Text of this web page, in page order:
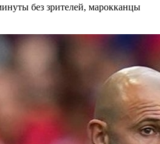
без зрителей, марокканцы